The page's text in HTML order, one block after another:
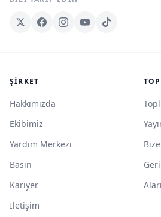
ŞIRKET
Hakkımızda
Ekibimiz
Yardım Merkezi
Basın
Kariyer
İletişim